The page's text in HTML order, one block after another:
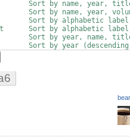
Sort by name, year,
Sort by name, year,
Sort by alphabetic
Sort by alphabetic
Sort by year, name,
Sort by year
Do not sort at all. All